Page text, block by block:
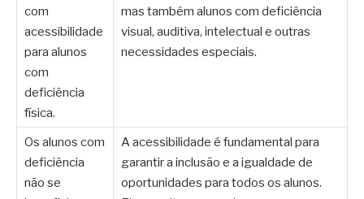
com
acessibilidade
para alunos
com
deficiência
física.
mas também alunos com deficiência
visual, auditiva, intelectual e outras
necessidades especiais.
Os alunos com
deficiência
não se
A acessibilidade é fundamental para
garantir a inclusão e a igualdade de
oportunidades para todos os alunos.